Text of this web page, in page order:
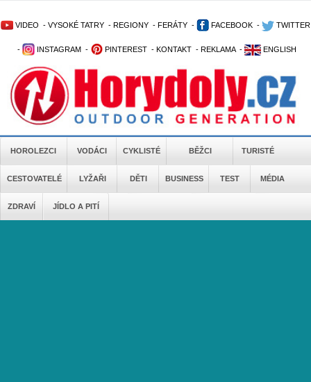
VIDEO - VYSOKÉ TATRY - REGIONY - FERÁTY - FACEBOOK - TWITTER
- INSTAGRAM - PINTEREST - KONTAKT - REKLAMA - ENGLISH
HOROLEZCI VODÁCI CYKLISTÉ BĚŽCI TURISTÉ
CESTOVATELÉ LYŽAŘI DĚTI BUSINESS TEST MÉDIA
ZDRAVÍ JÍDLO A PITÍ